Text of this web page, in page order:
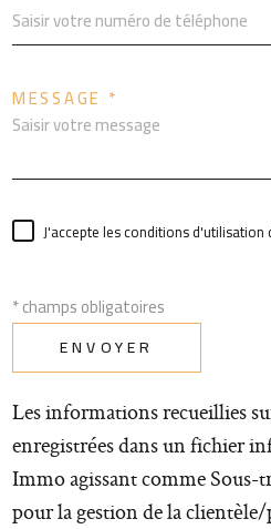
MESSAGE *
J'accepte les conditions d'utilisation
* champs obligatoires
ENVOYER
Les informations recueillies
enregistrées dans un fichier
Immo agissant comme
pour la gestion de la